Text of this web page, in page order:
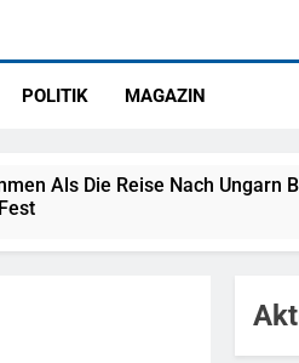
POLITIK MAGAZIN
Als Die Reise Nach Ungarn